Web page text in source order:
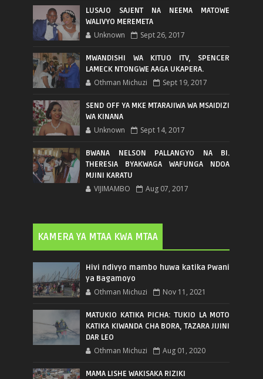
LUSAJO SAJENT NA NEEMA MATOWE
WALIVYO MEREMETA
Unknown Sept 26, 2017
MWANDISHI WA KITUO ITV, SPENCER
LAMECK NTONGWE AAGA UKAPERA.
Othman Michuzi Sept 19, 2017
SEND OFF YA MKE MTARAJIWA WA MSAIDIZI
WA KINANA
Unknown Sept 14, 2017
BWANA NELSON PALLANGYO NA BI.
THERESIA BYAKWAGA WAFUNGA NDOA
MJINI KARATU
VIJIMAMBO Aug 07, 2017
KAMERA YA MTAA KWA MTAA
Hivi ndivyo mambo huwa katika Pwani
ya Bagamoyo
Othman Michuzi Nov 11, 2021
MATUKIO KATIKA PICHA: TUKIO LA MOTO
KATIKA KIWANDA CHA BORA, TAZARA JIJINI
DAR LEO
Othman Michuzi Aug 01, 2020
MAMA LISHE WAKISAKA RIZIKI